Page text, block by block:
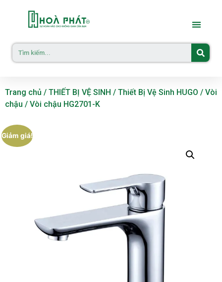
Trang chủ / THIẾT BỊ VỆ SINH / Thiết Bị Vệ Sinh HUGO / Vòi
chậu / Vòi chậu HG2701-K
Giảm giá!